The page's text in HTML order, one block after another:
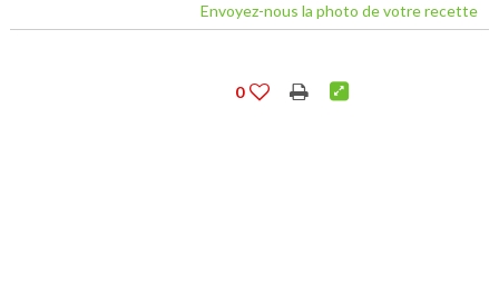
Envoyez-nous la photo de votre recette
0